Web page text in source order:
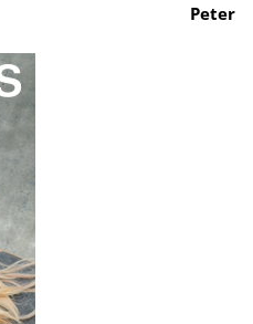
Peter